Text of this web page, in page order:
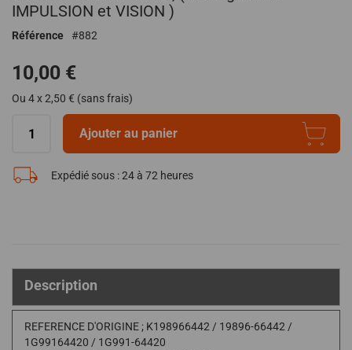
IMPULSION et VISION )
Référence 882
10,00 €
Ou 4 x 2,50 € (sans frais)
Ajouter au panier
Expédié sous :24 à 72 heures
Description
REFERENCE D'ORIGINE ; K198966442 / 19896-66442 /
1G99164420 / 1G991-64420